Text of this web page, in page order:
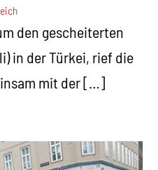
den gescheiterten
in der Türkei, rief die
mit der […]